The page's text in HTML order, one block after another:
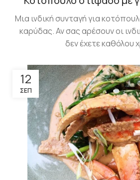
Μια ινδική συνταγή για
καρύδας. Αν σας αρέσουν οι
δεν έχετε καθόλου
12
ΣΕΠ